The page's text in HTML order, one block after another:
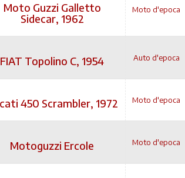
Moto Guzzi Galletto
Sidecar, 1962
Moto d'epoca
FIAT Topolino C, 1954 Auto d'epoca
450 Scrambler, 1972 Moto d'epoca
Motoguzzi Ercole Moto d'epoca